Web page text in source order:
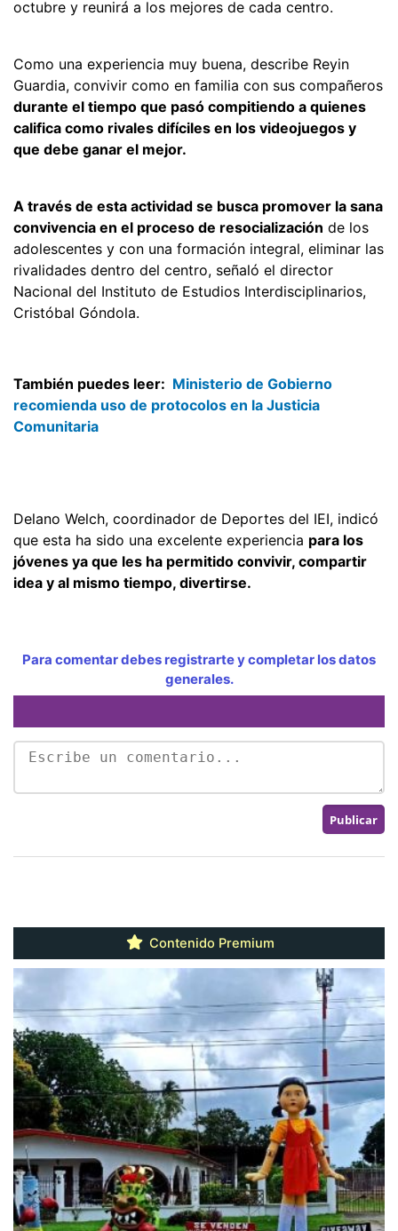
octubre y reunirá a los mejores de cada centro.
Como una experiencia muy buena, describe Reyin
Guardia, convivir como en familia con sus compañeros
durante el tiempo que pasó compitiendo a quienes
califica como rivales difíciles en los videojuegos y
que debe ganar el mejor.
A través de esta actividad se busca promover la sana
convivencia en el proceso de resocialización de los
adolescentes y con una formación integral, eliminar las
rivalidades dentro del centro, señaló el director
Nacional del Instituto de Estudios Interdisciplinarios,
Cristóbal Góndola.
También puedes leer: Ministerio de Gobierno
recomienda uso de protocolos en la Justicia
Comunitaria
Delano Welch, coordinador de Deportes del IEI, indicó
que esta ha sido una excelente experiencia para los
jóvenes ya que les ha permitido convivir, compartir
idea y al mismo tiempo, divertirse.
Para comentar debes registrarte y completar los datos
generales.
Contenido Premium